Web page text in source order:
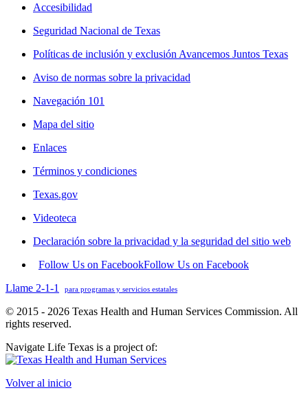
Accesibilidad
Seguridad Nacional de Texas
Políticas de inclusión y exclusión Avancemos Juntos Texas
Aviso de normas sobre la privacidad
Navegación 101
Mapa del sitio
Enlaces
Términos y condiciones
Texas.gov
Videoteca
Declaración sobre la privacidad y la seguridad del sitio web
Follow Us on FacebookFollow Us on Facebook
Llame 2-1-1
para programas y servicios estatales
© 2015 - 2026 Texas Health and Human Services Commission. All
rights reserved.
Navigate Life Texas is a project of:
Volver al inicio